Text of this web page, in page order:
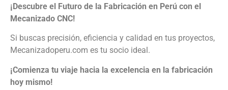
¡Descubre el Futuro de la Fabricación en Perú con el
Mecanizado CNC!
Si buscas precisión, eficiencia y calidad en tus proyectos,
Mecanizadoperu.com es tu socio ideal.
¡Comienza tu viaje hacia la excelencia en la fabricación
hoy mismo!